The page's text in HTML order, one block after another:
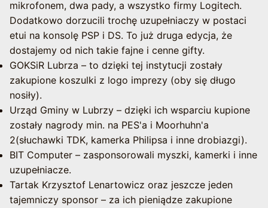
mikrofonem, dwa pady, a wszystko firmy Logitech.
Dodatkowo dorzucili trochę uzupełniaczy w postaci
etui na konsolę PSP i DS. To już druga edycja, że
dostajemy od nich takie fajne i cenne gifty.
GOKSiR Lubrza – to dzięki tej instytucji zostały
zakupione koszulki z logo imprezy (oby się długo
nosiły).
Urząd Gminy w Lubrzy – dzięki ich wsparciu kupione
zostały nagrody min. na PES'a i Moorhuhn'a
2(słuchawki TDK, kamerka Philipsa i inne drobiazgi).
BIT Computer – zasponsorowali myszki, kamerki i inne
uzupełniacze.
Tartak Krzysztof Lenartowicz oraz jeszcze jeden
tajemniczy sponsor – za ich pieniądze zakupione